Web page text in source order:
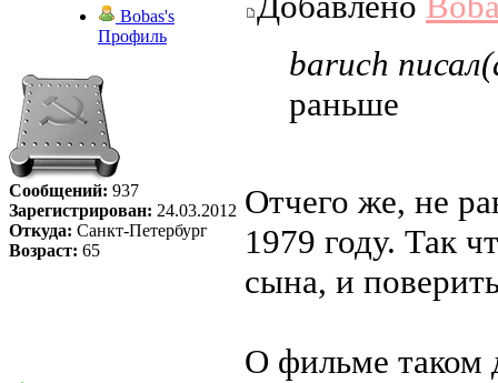
Bobas's
Профиль
Сообщений: 937
Зарегистрирован: 24.03.2012
Откуда: Санкт-Петербург
Возраст: 65
baruch
раньше
Отчего же, не
1979 году. Так
сына, и
О фильме таком